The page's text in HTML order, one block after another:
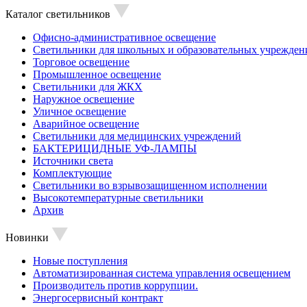
Каталог светильников
Офисно-административное освещение
Светильники для школьных и образовательных
Торговое освещение
Промышленное освещение
Светильники для ЖКХ
Наружное освещение
Уличное освещение
Аварийное освещение
Светильники для медицинских учреждений
БАКТЕРИЦИДНЫЕ УФ-ЛАМПЫ
Источники света
Комплектующие
Светильники во взрывозащищенном исполнении
Высокотемпературные светильники
Архив
Новинки
Новые поступления
Автоматизированная система управления освещением
Производитель против коррупции.
Энергосервисный контракт